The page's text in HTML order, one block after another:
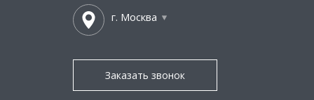
г. Москва
Заказать звонок